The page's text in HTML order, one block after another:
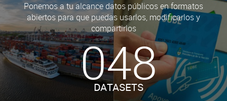
Ponemos a tu alcance datos públicos en formatos
abiertos para que puedas usarlos, modificarlos y
compartirlos
048
DATASETS